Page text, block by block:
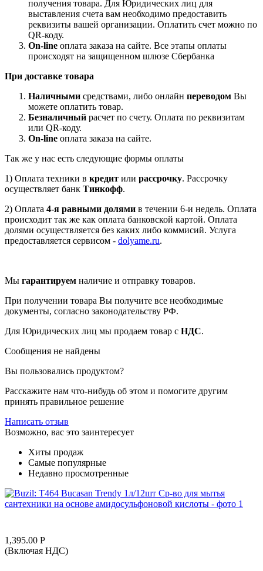
получения товара. Для Юридических лиц для
выставления счета вам необходимо предоставить
реквизиты вашей организации. Оплатить счет можно по
QR-коду.
On-line оплата заказа на сайте. Все этапы оплаты
происходят на защищенном шлюзе Сбербанка
При доставке товара
Наличными средствами, либо онлайн переводом Вы
можете оплатить товар.
Безналичный расчет по счету. Оплата по реквизитам
или QR-коду.
On-line оплата заказа на сайте.
Так же у нас есть следующие формы оплаты
1) Оплата техники в кредит или рассрочку. Рассрочку
осуществляет банк Тинкофф.
2) Оплата 4-я равными долями в течении 6-и недель. Оплата
происходит так же как оплата банковской картой. Оплата
долями осуществляется без каких либо коммисий. Услуга
предоставляется сервисом - dolyame.ru.
Мы гарантируем наличие и отправку товаров.
При получении товара Вы получите все необходимые
документы, согласно законодательству РФ.
Для Юридических лиц мы продаем товар с НДС.
Сообщения не найдены
Вы пользовались продуктом?
Расскажите нам что-нибудь об этом и помогите другим
принять правильное решение
Написать отзыв
Возможно, вас это заинтересует
Хиты продаж
Самые популярные
Недавно просмотренные
1,395.00 Р
(Включая НДС)